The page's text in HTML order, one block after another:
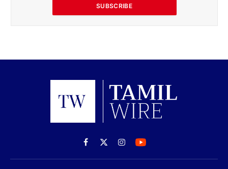
SUBSCRIBE
Facebook
X
(Twitter)
Instagram